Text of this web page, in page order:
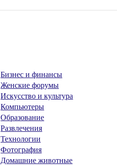
Бизнес и финансы
Женские форумы
Искусство и культура
Компьютеры
Образование
Развлечения
Технологии
Фотография
Домашние животные